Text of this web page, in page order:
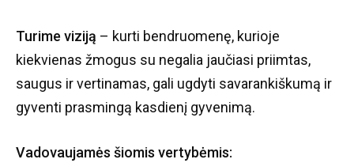
Turime viziją – kurti bendruomenę, kurioje
kiekvienas žmogus su negalia jaučiasi priimtas,
saugus ir vertinamas, gali ugdyti savarankiškumą ir
gyventi prasmingą kasdienį gyvenimą.
Vadovaujamės šiomis vertybėmis: